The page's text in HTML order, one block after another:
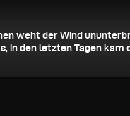
weht der Wind
in den letzten Tagen kam